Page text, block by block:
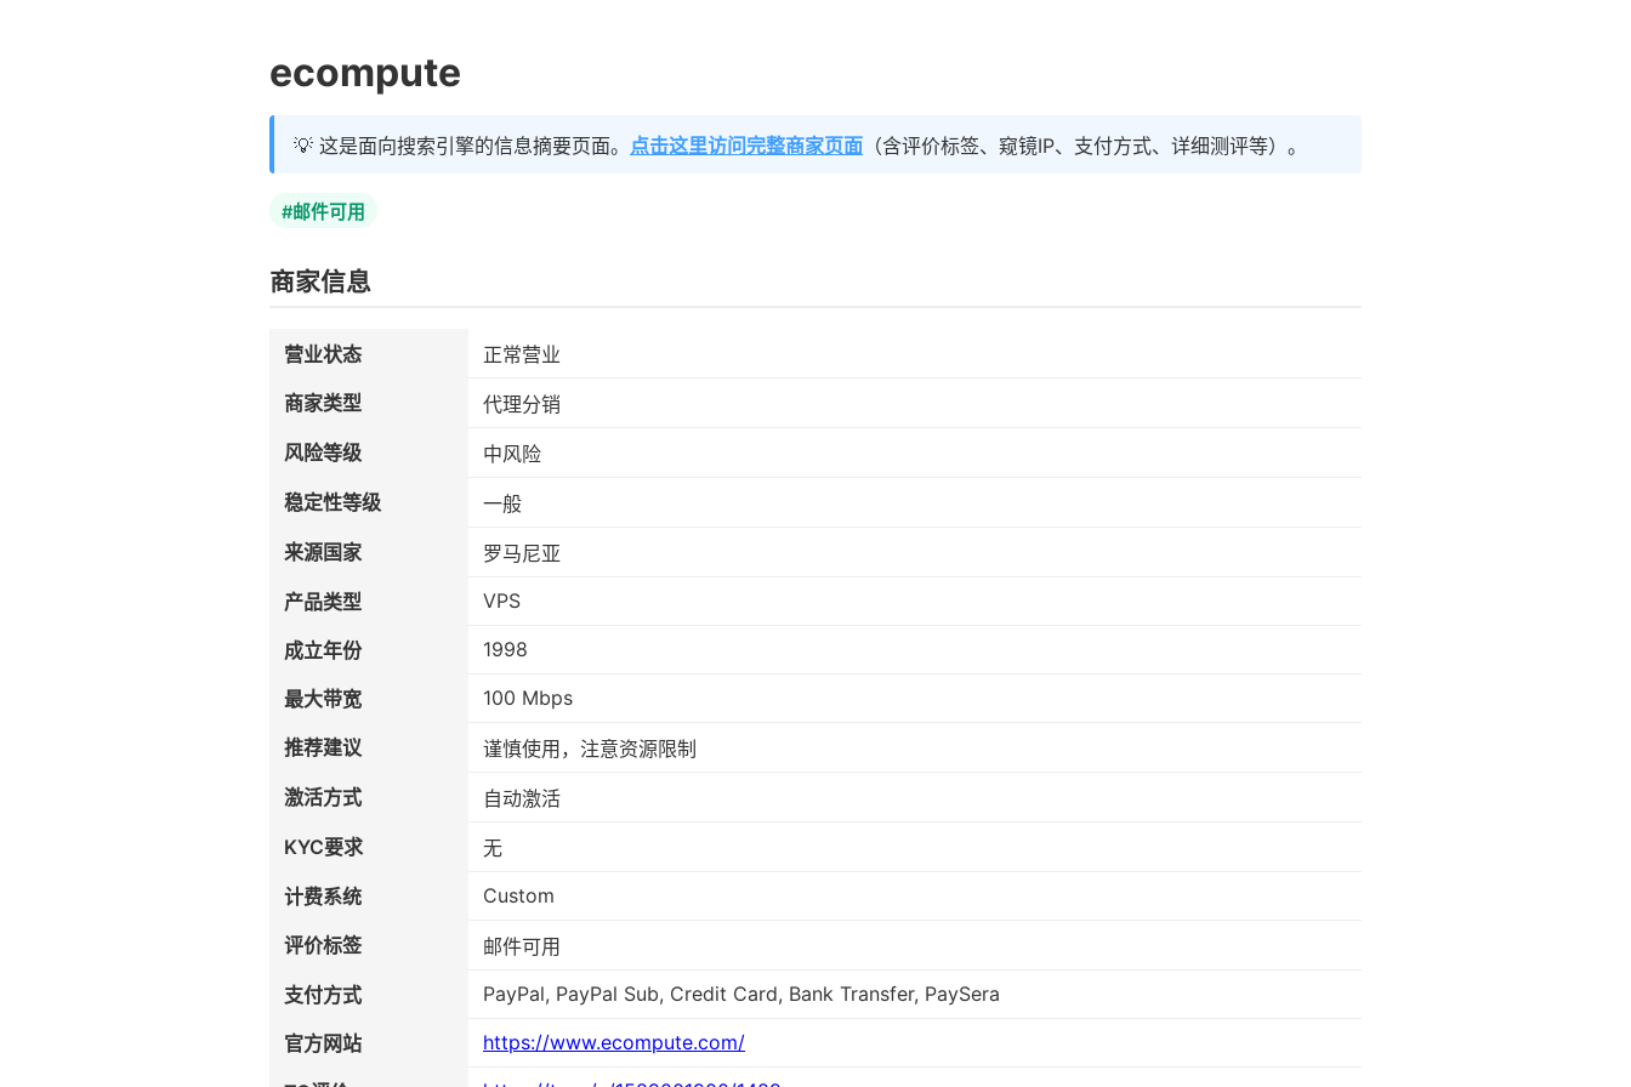
ecompute
💡 这是面向搜索引擎的信息摘要页面。 点击这里访问完整商家页面 （含评价标签、窥镜IP、支付方式、详细测评等）。
#邮件可用
商家信息
营业状态
正常营业
商家类型
代理分销
风险等级
中风险
稳定性等级
一般
来源国家
罗马尼亚
产品类型
VPS
成立年份 1998
最大带宽 100 Mbps
推荐建议
谨慎使用，注意资源限制
激活方式
自动激活
KYC要求
无
计费系统
Custom
评价标签
邮件可用
支付方式
PayPal, PayPal Sub, Credit Card, Bank Transfer, PaySera
官方网站 https://www.ecompute.com/